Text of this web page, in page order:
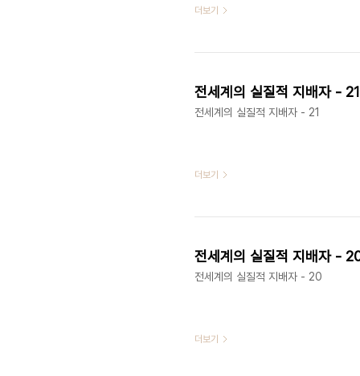
더보기
전세계의 실질적 지배자 - 21
전세계의 실질적 지배자 - 21
더보기
전세계의 실질적 지배자 -
전세계의 실질적 지배자 - 20
더보기